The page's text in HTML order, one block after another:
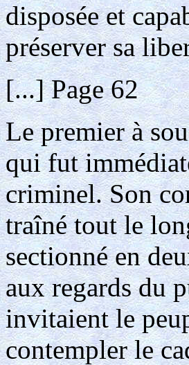
disposée et
préserver sa
[...] Page 62
Le premier à
qui fut
criminel. Son
traîné tout le
sectionné en
aux regards du
invitaient le
contempler le